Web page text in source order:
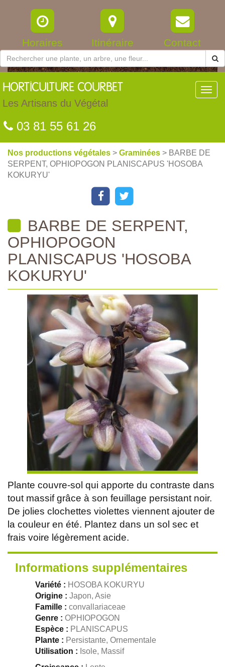
Horaires Itinéraire Contact
HORTICULTURE COURBET
Les Artisans du Végétal
03 81 55 61 26
Nos productions végétales > Graminées > BARBE DE
SERPENT, OPHIOPOGON PLANISCAPUS 'HOSOBA
KOKURYU'
BARBE DE SERPENT,
OPHIOPOGON
PLANISCAPUS 'HOSOBA
KOKURYU'
Plante couvre-sol qui apporte du contraste dans
tout massif grâce à son feuillage persistant noir.
De jolies clochettes violettes viennent ajouter de
la couleur en été. Plantez dans un sol sec et
frais voire légèrement acide.
Informations supplémentaires
Variété : HOSOBA KOKURYU
Origine : Japon, Asie
Famille : convallariaceae
Genre : OPHIOPOGON
Espèce : PLANISCAPUS
Plante : Persistante, Ornementale
Utilisation : Isole, Massif